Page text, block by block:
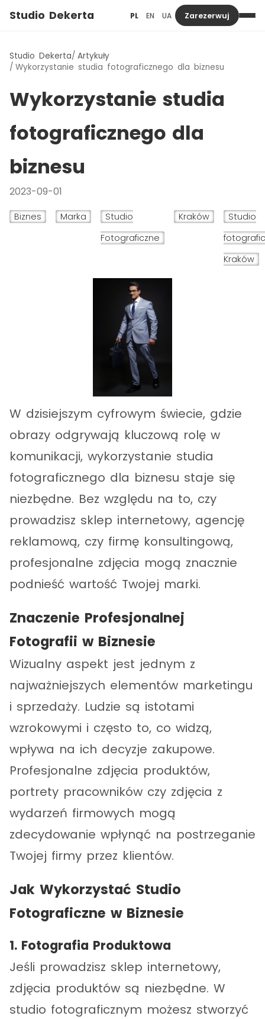
Studio Dekerta PL EN UA Zarezerwuj
Studio Dekerta Artykuły
Wykorzystanie studia fotograficznego dla biznesu
Wykorzystanie studia
fotograficznego dla
biznesu
2023-09-01
Biznes Marka
Studio
Fotograficzne
Kraków
Studio
Kraków
W dzisiejszym cyfrowym świecie, gdzie
obrazy odgrywają kluczową rolę w
komunikacji, wykorzystanie studia
fotograficznego dla biznesu staje się
niezbędne. Bez względu na to, czy
prowadzisz sklep internetowy, agencję
reklamową, czy firmę konsultingową,
profesjonalne zdjęcia mogą znacznie
podnieść wartość Twojej marki.
Znaczenie Profesjonalnej
Fotografii w Biznesie
Wizualny aspekt jest jednym z
najważniejszych elementów marketingu
i sprzedaży. Ludzie są istotami
wzrokowymi i często to, co widzą,
wpływa na ich decyzje zakupowe.
Profesjonalne zdjęcia produktów,
portrety pracowników czy zdjęcia z
wydarzeń firmowych mogą
zdecydowanie wpłynąć na postrzeganie
Twojej firmy przez klientów.
Jak Wykorzystać Studio
Fotograficzne w Biznesie
1. Fotografia Produktowa
Jeśli prowadzisz sklep internetowy,
zdjęcia produktów są niezbędne. W
studio fotograficznym możesz stworzyć